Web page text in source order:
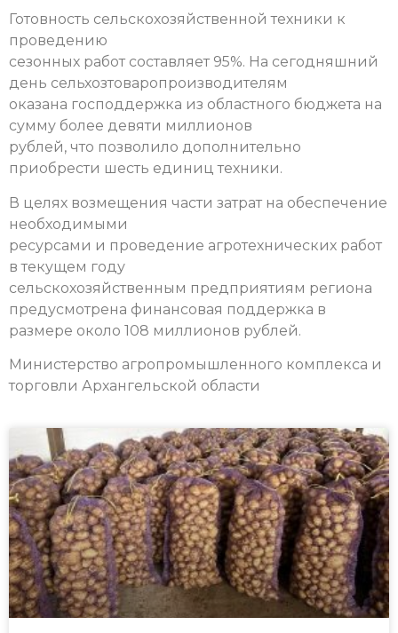
Готовность сельскохозяйственной техники к
проведению
сезонных работ составляет 95%. На сегодняшний
день сельхозтоваропроизводителям
оказана господдержка из областного бюджета на
сумму более девяти миллионов
рублей, что позволило дополнительно
приобрести шесть единиц техники.
В целях возмещения части затрат на обеспечение
необходимыми
ресурсами и проведение агротехнических работ
в текущем году
сельскохозяйственным предприятиям региона
предусмотрена финансовая поддержка в
размере около 108 миллионов рублей.
Министерство агропромышленного комплекса и
торговли Архангельской области